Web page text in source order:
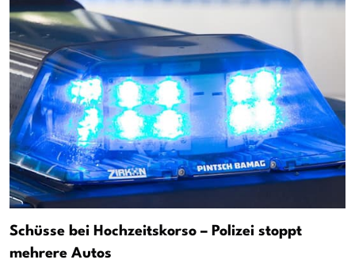
Schüsse bei Hochzeitskorso – Polizei stoppt
mehrere Autos